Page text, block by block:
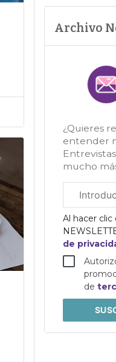
Archivo
¿Quieres
entender
mucho
electrónico
corporativo
Al hacer clic
de
de